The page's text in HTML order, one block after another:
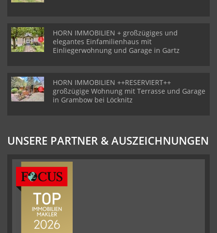
HORN IMMOBILIEN + großzügiges und
elegantes Einfamilienhaus mit
Einliegerwohnung und Garage in Gartz
HORN IMMOBILIEN ++RESERVIERT++
großzügige Wohnung mit Terrasse und Garage
in Grambow bei Löcknitz
UNSERE PARTNER & AUSZEICHNUNGEN